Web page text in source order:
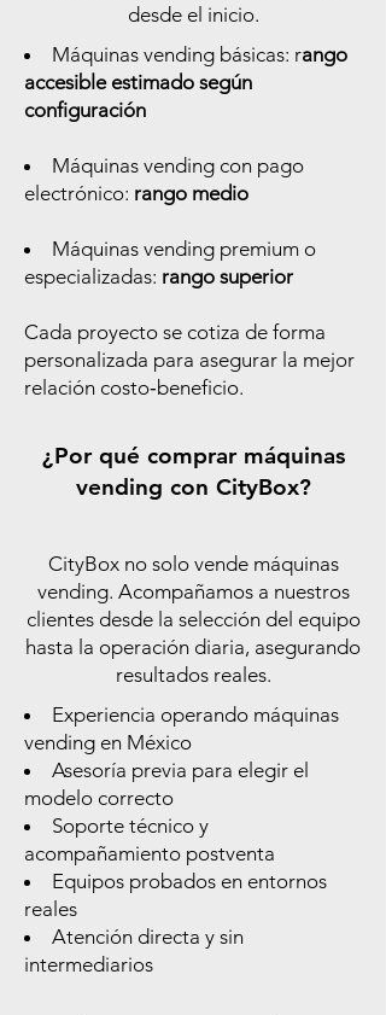
desde el inicio.
Máquinas vending básicas: rango
accesible estimado según
configuración
Máquinas vending con pago
electrónico: rango medio
Máquinas vending premium o
especializadas: rango superior
Cada proyecto se cotiza de forma
personalizada para asegurar la mejor
relación costo‑beneficio.
¿Por qué comprar máquinas
vending con CityBox?
CityBox no solo vende máquinas
vending. Acompañamos a nuestros
clientes desde la selección del equipo
hasta la operación diaria, asegurando
resultados reales.
Experiencia operando máquinas
vending en México
Asesoría previa para elegir el
modelo correcto
Soporte técnico y
acompañamiento postventa
Equipos probados en entornos
reales
Atención directa y sin
intermediarios